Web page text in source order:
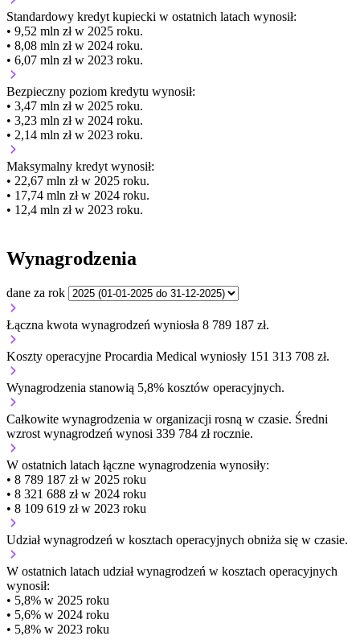
Standardowy kredyt kupiecki w ostatnich latach wynosił:
• 9,52 mln zł w 2025 roku.
• 8,08 mln zł w 2024 roku.
• 6,07 mln zł w 2023 roku.
Bezpieczny poziom kredytu wynosił:
• 3,47 mln zł w 2025 roku.
• 3,23 mln zł w 2024 roku.
• 2,14 mln zł w 2023 roku.
Maksymalny kredyt wynosił:
• 22,67 mln zł w 2025 roku.
• 17,74 mln zł w 2024 roku.
• 12,4 mln zł w 2023 roku.
Wynagrodzenia
dane za rok
Łączna kwota wynagrodzeń wyniosła 8 789 187 zł.
Koszty operacyjne Procardia Medical wyniosły 151 313 708 zł.
Wynagrodzenia stanowią 5,8% kosztów operacyjnych.
Całkowite wynagrodzenia w organizacji rosną w czasie. Średni
wzrost wynagrodzeń wynosi 339 784 zł rocznie.
W ostatnich latach łączne wynagrodzenia wynosiły:
• 8 789 187 zł w 2025 roku
• 8 321 688 zł w 2024 roku
• 8 109 619 zł w 2023 roku
Udział wynagrodzeń w kosztach operacyjnych obniża się w czasie.
W ostatnich latach udział wynagrodzeń w kosztach operacyjnych
wynosił:
• 5,8% w 2025 roku
• 5,6% w 2024 roku
• 5,8% w 2023 roku